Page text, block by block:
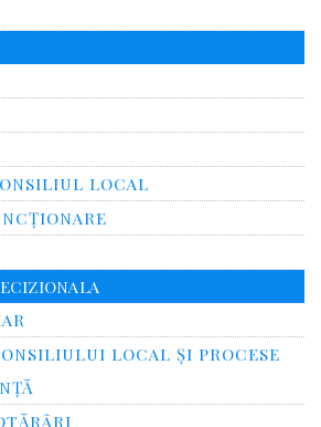
LOCAL
LOCAL ȘI PROCESE